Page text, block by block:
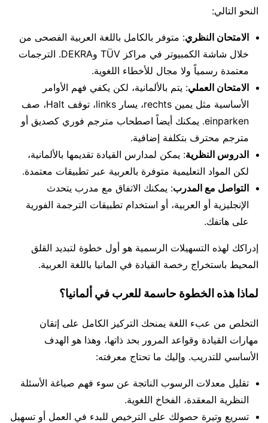
النحو التالي:
الامتحان النظري: متوفر بالكامل باللغة العربية الفصحى من
خلال شاشة الكمبيوتر في مراكز TÜV وDEKRA. الترجمات
معتمدة رسمياً ولا مجال للأخطاء اللغوية.
الامتحان العملي: يتم بالألمانية، لكن يكفي فهم الأوامر
الأساسية مثل يمين rechts، يسار links، توقف Halt، صف
einparken. يمكنك أيضاً اصطحاب مترجم فوري كصديق أو
مترجم محترف بتكلفة إضافية.
الدروس النظرية: يمكن لمدارس القيادة تقديمها بالألمانية،
لكن المواد التعليمية متوفرة بالعربية عبر تطبيقات معتمدة.
التواصل مع المدرب: يمكنك الاتفاق مع مدرب يتحدث
الإنجليزية أو العربية، أو استخدام تطبيقات الترجمة الفورية
على هاتفك.
إدراكك لهذه التسهيلات الرسمية هو أول خطوة لتبديد القلق
المحيط باستخراج رخصة القيادة في المانيا باللغة العربية.
لماذا هذه الخطوة حاسمة للعرب في ألمانيا؟
التخلص من عبء اللغة يمنحك التركيز الكامل على إتقان
مهارات القيادة وقواعد المرور بحد ذاتها، وهذا هو الهدف
الأساسي للتدريب. وإليك ما تحتاج معرفته:
تقليل معدلات الرسوب الناتجة عن سوء فهم صياغة الأسئلة
النظرية المعقدة، الفخاخ اللغوية.
تسريع وتيرة حصولك على الترخيص للبدء في العمل أو تسهيل